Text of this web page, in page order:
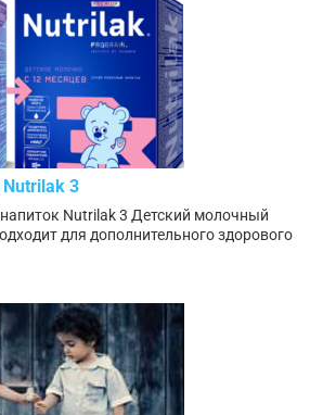
Nutrilak 3
Nutrilak 3 Детский молочный
для дополнительного здорового